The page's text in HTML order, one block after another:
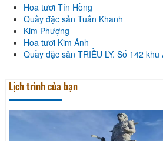
Hoa tươi Tín Hồng
Quầy đặc sản Tuấn Khanh
Kim Phượng
Hoa tươi Kim Ánh
Quầy đặc sản TRIỀU LY. Số 142
Lịch trình của bạn